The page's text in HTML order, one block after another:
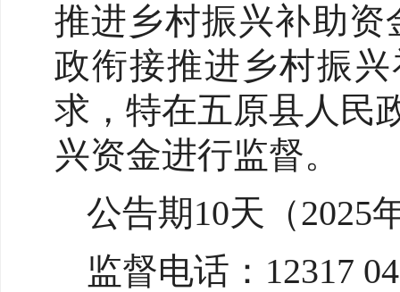
推进乡村振兴补助资
政衔接推进乡村振
求，特在五原县人民
兴资金进行监督。
公告期10天（2025
监督电话：12317